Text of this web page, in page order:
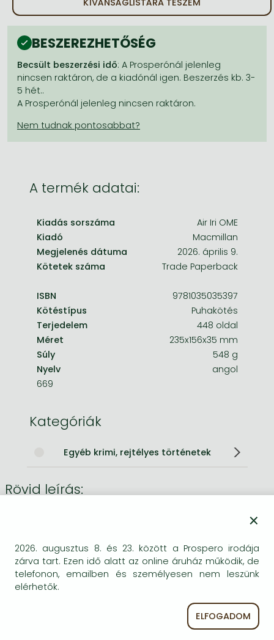
Bleach manga
One-Punch Man manga
KÍVÁNSÁGLISTÁRA TESZEM
BESZEREZHETŐSÉG
Becsült beszerzési idő: A Prosperónál jelenleg
nincsen raktáron, de a kiadónál igen. Beszerzés kb. 3-
5 hét..
A Prosperónál jelenleg nincsen raktáron.
A termék adatai:
Kiadás sorszáma
Air Iri OME
Kiadó
Macmillan
Megjelenés dátuma
2026. április 9.
Kötetek száma
Trade Paperback
ISBN
9781035035397
Kötéstípus
Puhakötés
Terjedelem
448 oldal
Méret
235x156x35 mm
Súly
548 g
Nyelv
angol
669
Kategóriák
Egyéb krimi, rejtélyes történetek
Rövid leírás:
Walter Nash used to be an ordinary family man, until he
was pulled into a dangerous underworld. And now he's lost
everything, he has nothing left to lose . . . the pulse-
pounding standalone sequel to Nash Fallsfrom
international number one bestselling author David
Baldacci
×
2026. augusztus 8. és 23. között a Prospero irodája
zárva tart. Ezen idő alatt az online áruház működik, de
telefonon, emailben és személyesen nem leszünk
elérhetők.
ELFOGADOM